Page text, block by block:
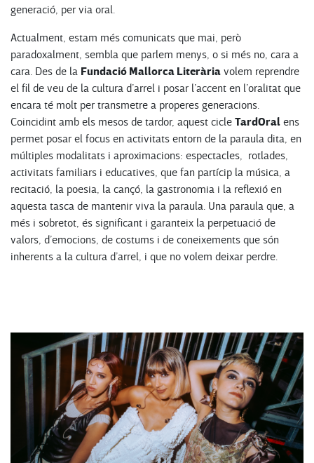
generació, per via oral.
Actualment, estam més comunicats que mai, però
paradoxalment, sembla que parlem menys, o si més no, cara a
cara. Des de la Fundació Mallorca Literària volem reprendre
el fil de veu de la cultura d’arrel i posar l’accent en l’oralitat que
encara té molt per transmetre a properes generacions.
Coincidint amb els mesos de tardor, aquest cicle TardOral ens
permet posar el focus en activitats entorn de la paraula dita, en
múltiples modalitats i aproximacions: espectacles, rotlades,
activitats familiars i educatives, que fan partícip la música, a
recitació, la poesia, la cançó, la gastronomia i la reflexió en
aquesta tasca de mantenir viva la paraula. Una paraula que, a
més i sobretot, és significant i garanteix la perpetuació de
valors, d’emocions, de costums i de coneixements que són
inherents a la cultura d’arrel, i que no volem deixar perdre.